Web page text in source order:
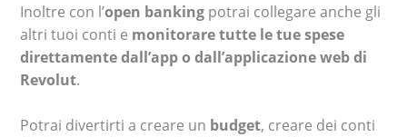
Inoltre con l’open banking potrai collegare anche gli
altri tuoi conti e monitorare tutte le tue spese
direttamente dall’app o dall’applicazione web di
Revolut.
Potrai divertirti a creare un budget, creare dei conti